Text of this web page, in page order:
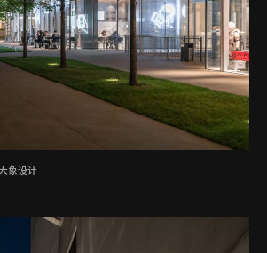
象设计